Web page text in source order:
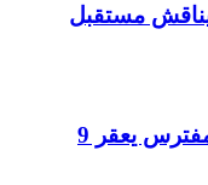
مستقبل
للمرة الثانية خلال ساعات.. حيوان مفترس يعقر 9